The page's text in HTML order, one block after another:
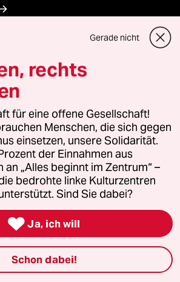
Gerade nicht
rechts
für eine offene Gesellschaft!
Menschen, die sich gegen
einsetzen, unsere Solidarität.
der Einnahmen aus
an „Alles beginnt im Zentrum“ –
bedrohte linke Kulturzentren
Sind Sie dabei?
 Ja, ich will
Schon dabei!